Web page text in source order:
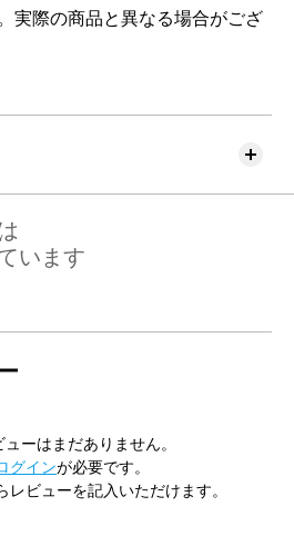
実際の商品と異なる場合がござ
います
ーはまだありません。
グインが必要です。
レビューを記入いただけます。